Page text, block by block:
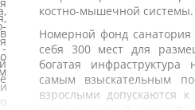
костно-мышечной системы.
Номерной фонд
себя 300 мест для
богатая
самым взыскательным
взрослыми допускаются